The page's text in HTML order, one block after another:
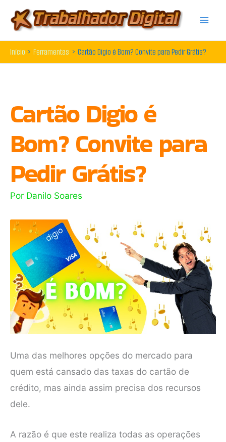
para
o
conteúdo
Início Ferramentas Cartão Digio é Bom? Convite para Pedir Grátis?
Cartão Digio é
Bom? Convite para
Pedir Grátis?
Por Danilo Soares
Uma das melhores opções do mercado para
quem está cansado das taxas do cartão de
crédito, mas ainda assim precisa dos recursos
dele.
A razão é que este realiza todas as operações